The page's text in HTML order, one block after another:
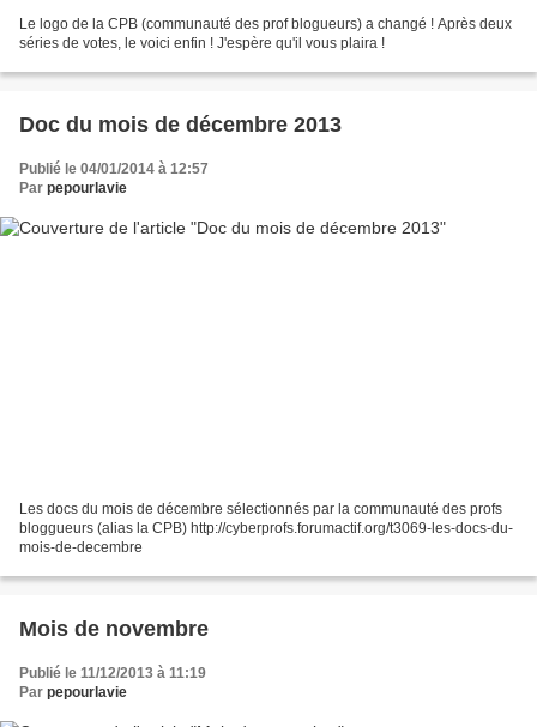
Le logo de la CPB (communauté des prof blogueurs) a changé ! Après deux
séries de votes, le voici enfin ! J'espère qu'il vous plaira !
Doc du mois de décembre 2013
Publié le 04/01/2014 à 12:57
Par pepourlavie
Les docs du mois de décembre sélectionnés par la communauté des profs
bloggueurs (alias la CPB) http://cyberprofs.forumactif.org/t3069-les-docs-du-
mois-de-decembre
Mois de novembre
Publié le 11/12/2013 à 11:19
Par pepourlavie